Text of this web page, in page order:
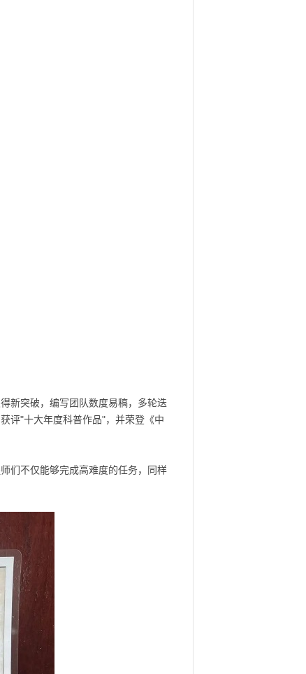
新突破，编写团队数度易稿，多轮迭
评"十大年度科普作品"，并荣登《中
们不仅能够完成高难度的任务，同样